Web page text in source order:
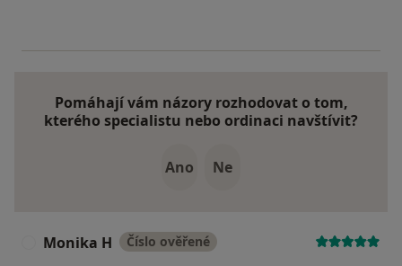
Pomáhají vám názory rozhodovat o tom,
kterého specialistu nebo ordinaci navštívit?
Ano Ne
Monika H Číslo ověřené